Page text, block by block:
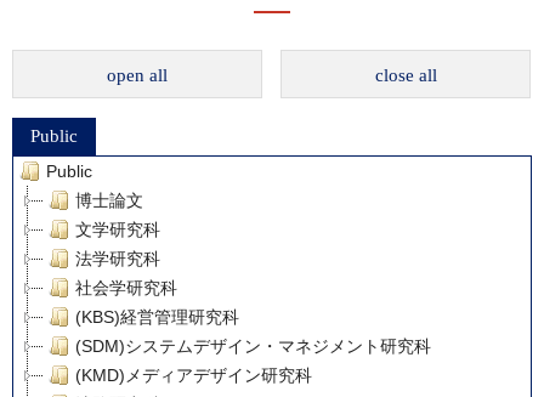
open all close all
Public
Public
博士論文
文学研究科
法学研究科
社会学研究科
(KBS)経営管理研究科
(SDM)システムデザイン・マネジメント研究科
(KMD)メディアデザイン研究科